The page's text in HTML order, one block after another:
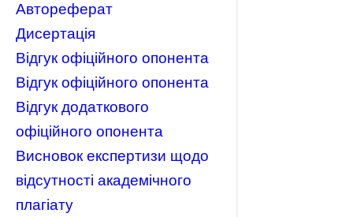
Автореферат
Дисертація
Відгук офіційного опонента
Відгук офіційного опонента
Відгук додаткового
офіційного опонента
Висновок експертизи щодо
відсутності академічного
плагіату